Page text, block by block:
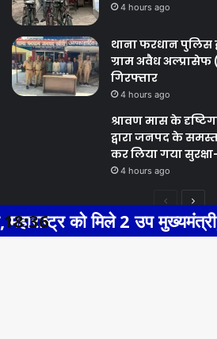
4 hours ago
थाना फरधान पुलिस
ग्राम अवैध
गिरफ्तार
4 hours ago
श्रावण मास के
द्वारा जनपद के
कर लिया गया
4 hours ago
Previous
page
Next
page
Facebook Twitter
2 उप मुख्यमंत्री,
18:36